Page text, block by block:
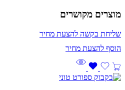
מוצרים מקושרים
שליחת בקשה להצעת מחיר